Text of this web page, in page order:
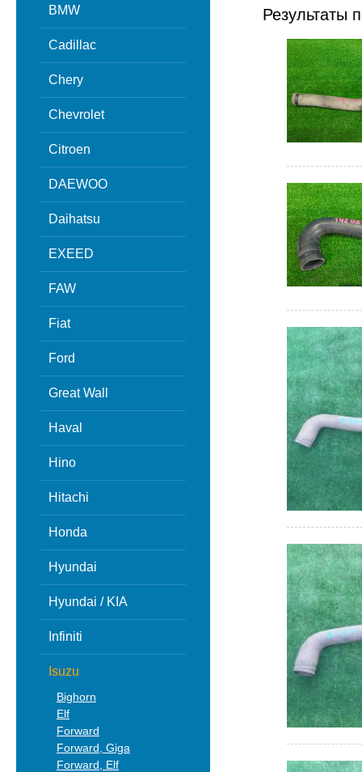
BMW
Cadillac
Chery
Chevrolet
Citroen
DAEWOO
Daihatsu
EXEED
FAW
Fiat
Ford
Great Wall
Haval
Hino
Hitachi
Honda
Hyundai
Hyundai / KIA
Infiniti
Isuzu
Bighorn
Elf
Forward
Forward, Giga
Forward, Elf
Результаты